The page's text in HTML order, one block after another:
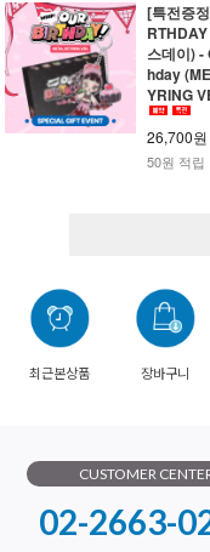
[특전증
스데이)
hday
YRING
26,700원
50원 적립
최근본상품 장바구니
CUSTOMER
02-2663-